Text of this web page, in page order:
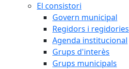
El consistori
Govern municipal
Regidors i regidories
Agenda institucional
Grups d'interès
Grups municipals